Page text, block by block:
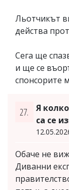
Льотчикът
действа
Сега ще
и ще се
спонсорите
27.
Я
са се
Обаче не
Диванни